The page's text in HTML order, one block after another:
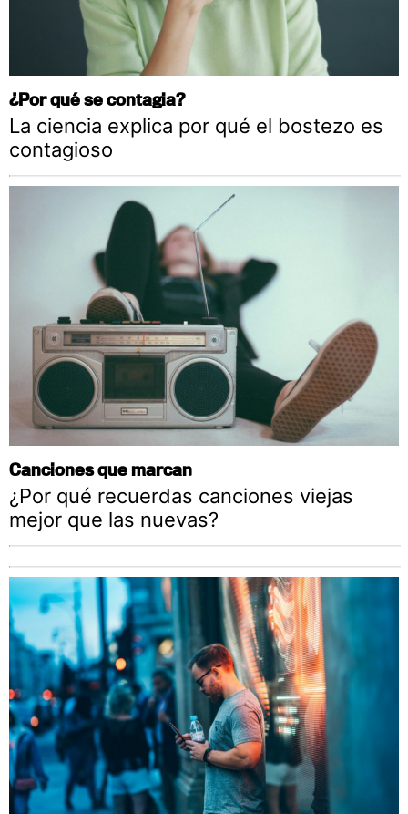
¿Por qué se contagia?
La ciencia explica por qué el bostezo es
contagioso
Canciones que marcan
¿Por qué recuerdas canciones viejas
mejor que las nuevas?